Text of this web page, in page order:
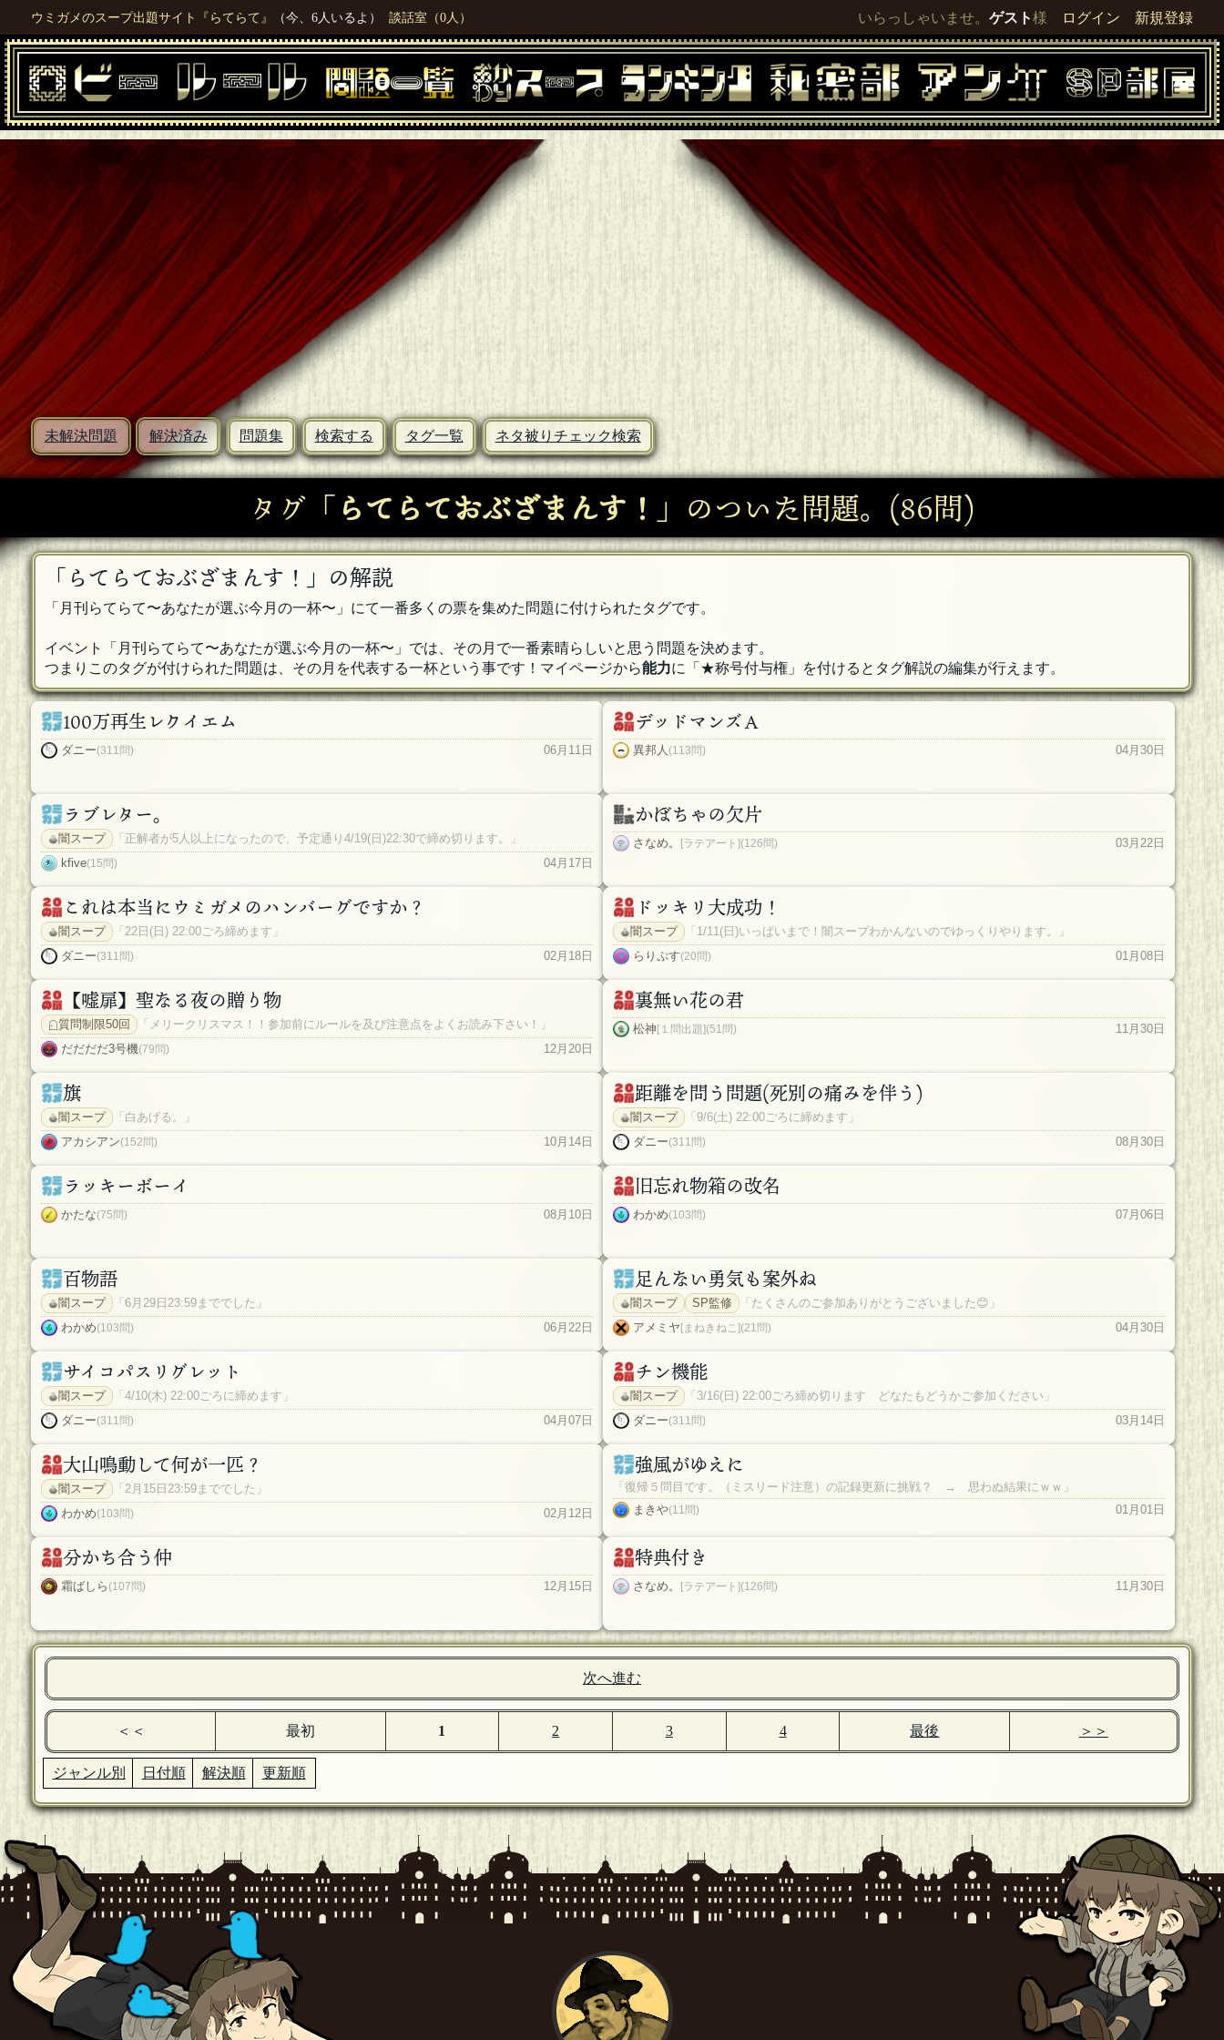
ウミガメのスープ出題サイト『らてらて』 （今、6人いるよ） 談話室（0人） いらっしゃいませ。ゲスト様 ログイン 新規登録
未解決問題 解決済み 問題集 検索する タグ一覧 ネタ被りチェック検索
タグ「らてらておぶざまんす！ 」のついた問題。(86問)
「らてらておぶざまんす！」の解説
「月刊らてらて〜あなたが選ぶ今月の一杯〜」にて一番多くの票を集めた問題に付けられたタグです。
イベント「月刊らてらて〜あなたが選ぶ今月の一杯〜」では、その月で一番素晴らしいと思う問題を決めます。
つまりこのタグが付けられた問題は、その月を代表する一杯という事です！マイページから能力に「★称号付与権」を付けるとタグ解説の編集が行えます。
100万再生レクイエム
ダニー(311問) 06月11日
デッドマンズＡ
異邦人 (113問) 04月30日
ラブレター。
闇スープ 「正解者が5人以上になったので、予定通り4/19(日)22:30で締め切ります。」
kfive(15問) 04月17日
かぼちゃの欠片
さなめ。 [ラテアート](126問) 03月22日
これは本当にウミガメのハンバーグですか？
闇スープ 「22日(日) 22:00ごろ締めます」
ダニー(311問) 02月18日
ドッキリ大成功！
闇スープ 「1/11(日)いっぱいまで！闇スープわかんないのでゆっくりやります。」
らりぷす(20問) 01月08日
【嘘扉】聖なる夜の贈り物
質問制限50回
「メリークリスマス！！参加前にルールを及び注意点をよくお読み下さい！」
だだだだ3号機(79問) 12月20日
裏無い花の君
松神 [１問出題](51問) 11月30日
旗
闇スープ 「白あげる。」
アカシアン(152問) 10月14日
距離を問う問題(死別の痛みを伴う)
闇スープ 「9/6(土) 22:00ごろに締めます」
ダニー(311問) 08月30日
ラッキーボーイ
かたな(75問) 08月10日
旧忘れ物箱の改名
わかめ(103問) 07月06日
百物語
闇スープ 「6月29日23:59まででした」
わかめ(103問) 06月22日
足んない勇気も案外ね
闇スープ SP監修 「たくさんのご参加ありがとうございました😊」
アメミヤ [まねきねこ](21問) 04月30日
サイコパスリグレット
闇スープ 「4/10(木) 22:00ごろに締めます」
ダニー(311問) 04月07日
チン機能
闇スープ 「3/16(日) 22:00ごろ締め切ります どなたもどうかご参加ください」
ダニー(311問) 03月14日
大山鳴動して何が一匹？
闇スープ 「2月15日23:59まででした」
わかめ(103問) 02月12日
強風がゆえに
「復帰５問目です。（ミスリード注意）の記録更新に挑戦？ → 思わぬ結果にｗｗ」
まきや(11問) 01月01日
分かち合う仲
霜ばしら (107問) 12月15日
特典付き
さなめ。 [ラテアート](126問) 11月30日
次へ進む
＜＜ 最初 1 2 3 4 最後 ＞＞
ジャンル別 日付順 解決順 更新順